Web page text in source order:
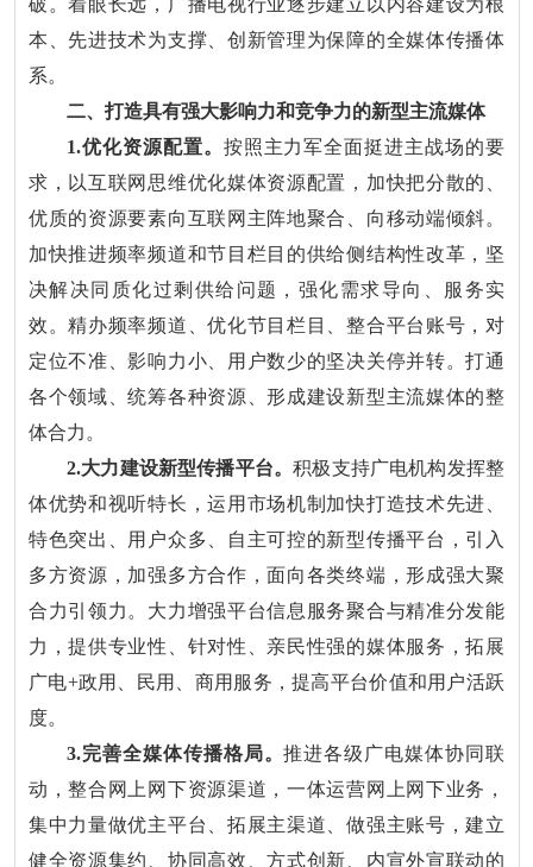
本、先进技术为支撑、创新管理为保障的全媒体传播体
系。
二、打造具有强大影响力和竞争力的新型主流媒体
1.优化资源配置。 按照主力军全面挺进主战场的要
求，以互联网思维优化媒体资源配置，加快把分散的、
优质的资源要素向互联网主阵地聚合、向移动端倾斜。
加快推进频率频道和节目栏目的供给侧结构性改革，坚
决解决同质化过剩供给问题，强化需求导向、服务实
效。精办频率频道、优化节目栏目、整合平台账号，对
定位不准、影响力小、用户数少的坚决关停并转。打通
各个领域、统筹各种资源、形成建设新型主流媒体的整
体合力。
2.大力建设新型传播平台。积极支持广电机构发挥整
体优势和视听特长，运用市场机制加快打造技术先进、
特色突出、用户众多、自主可控的新型传播平台，引入
多方资源，加强多方合作，面向各类终端，形成强大聚
合力引领力。大力增强平台信息服务聚合与精准分发能
力，提供专业性、针对性、亲民性强的媒体服务，拓展
广电+政用、民用、商用服务，提高平台价值和用户活跃
度。
3.完善全媒体传播格局。推进各级广电媒体协同联
动，整合网上网下资源渠道，一体运营网上网下业务，
集中力量做优主平台、拓展主渠道、做强主账号，建立
健全资源集约、协同高效、方式创新、内宣外宣联动的